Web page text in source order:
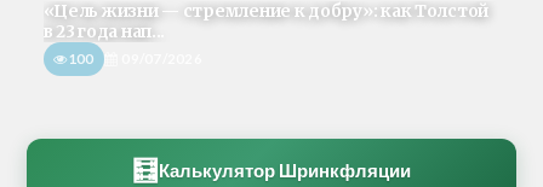
«Цель жизни — стремление к добру»: как Толстой
в 23 года нап...
100
🧮 Калькулятор Шринкфляции